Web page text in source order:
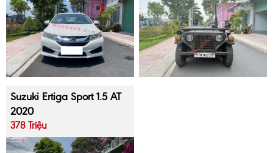
Suzuki Ertiga Sport 1.5 AT
2020
378 Triệu